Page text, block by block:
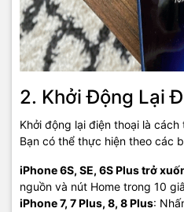
2. Khởi Động Lại
Khởi động lại điện thoại là
Bạn có thể thực hiện theo các
iPhone 6S, SE, 6S Plus trở
nguồn và nút Home trong 10
iPhone 7, 7 Plus, 8, 8 Plus: